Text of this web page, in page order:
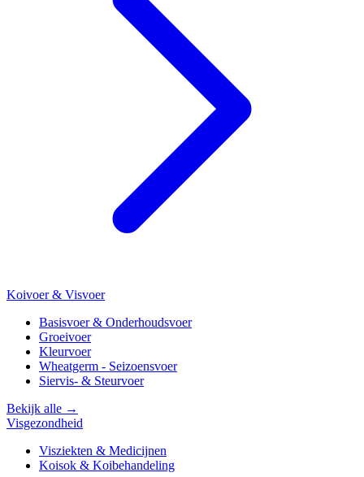
Koivoer & Visvoer
Basisvoer & Onderhoudsvoer
Groeivoer
Kleurvoer
Wheatgerm - Seizoensvoer
Siervis- & Steurvoer
Bekijk alle →
Visgezondheid
Visziekten & Medicijnen
Koisok & Koibehandeling